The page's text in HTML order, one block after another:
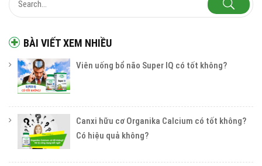
BÀI VIẾT XEM NHIỀU
Viên uống bổ não Super IQ có tốt không?
Canxi hữu cơ Organika Calcium có tốt không?
Có hiệu quả không?